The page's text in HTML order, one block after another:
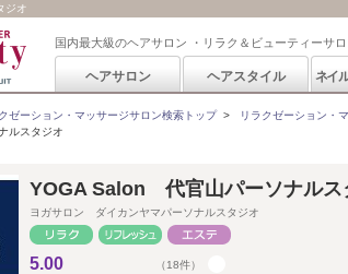
ジオ
国内最大級のヘアサロン ・リラク＆ビューティーサ
ヘアサロン ヘアスタイル ネイ
ゼーション・マッサージサロン検索トップ> リラクゼーション・
ルスタジオ
YOGA Salon 代官山パーソナルス
ヨガサロン ダイカンヤマパーソナルスタジオ
5.00 （18件）